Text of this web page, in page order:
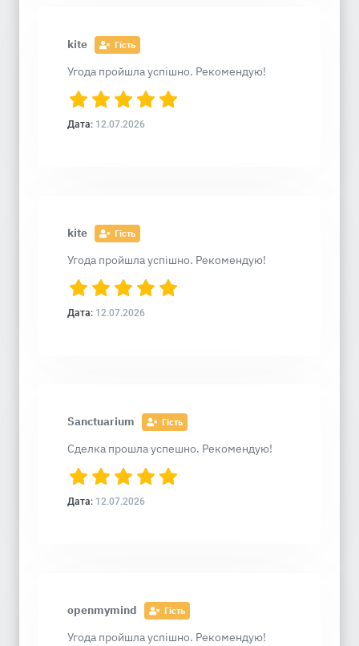
kite Гість
Угода пройшла успішно. Рекомендую!
Дата: 12.07.2026
kite Гість
Угода пройшла успішно. Рекомендую!
Дата: 12.07.2026
Sanctuarium Гість
Сделка прошла успешно. Рекомендую!
Дата: 12.07.2026
openmymind Гість
Угода пройшла успішно. Рекомендую!